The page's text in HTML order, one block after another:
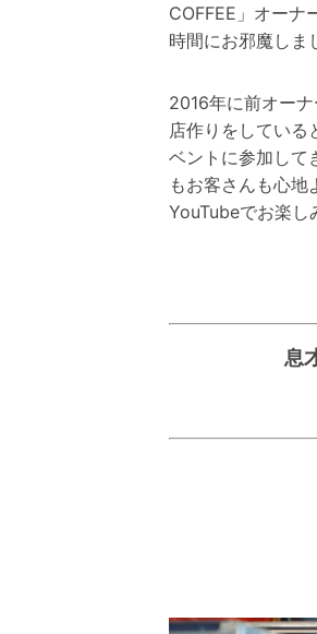
COFFEE」オーナ
時間にお邪魔しま
2016年に前オー
店作りをしている
ベントに参加して
もお客さんも心
YouTubeでお楽し
息